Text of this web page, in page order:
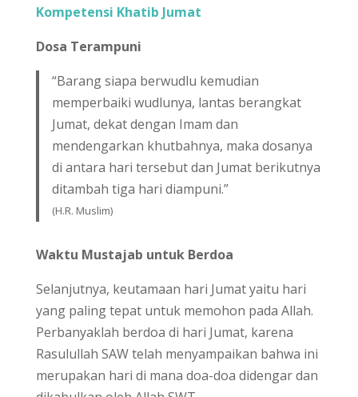
Kompetensi Khatib Jumat
Dosa Terampuni
“Barang siapa berwudlu kemudian
memperbaiki wudlunya, lantas berangkat
Jumat, dekat dengan Imam dan
mendengarkan khutbahnya, maka dosanya
di antara hari tersebut dan Jumat berikutnya
ditambah tiga hari diampuni.”
(H.R. Muslim)
Waktu Mustajab untuk Berdoa
Selanjutnya, keutamaan hari Jumat yaitu hari
yang paling tepat untuk memohon pada Allah.
Perbanyaklah berdoa di hari Jumat, karena
Rasulullah SAW telah menyampaikan bahwa ini
merupakan hari di mana doa-doa didengar dan